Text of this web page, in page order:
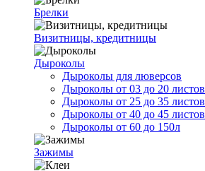
Брелки
Визитницы, кредитницы
Дыроколы
Дыроколы для люверсов
Дыроколы от 03 до 20 листов
Дыроколы от 25 до 35 листов
Дыроколы от 40 до 45 листов
Дыроколы от 60 до 150л
Зажимы